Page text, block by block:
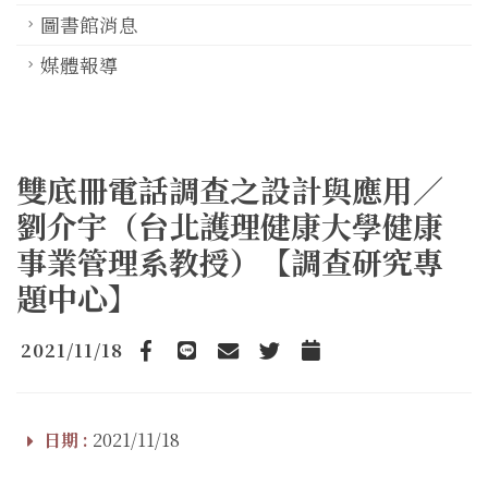
圖書館消息
媒體報導
雙底冊電話調查之設計與應用／
劉介宇（台北護理健康大學健康
事業管理系教授）【調查研究專
題中心】
2021/11/18
Facebook
line emailTwitterAdd to Calendar
日期 : 2021/11/18